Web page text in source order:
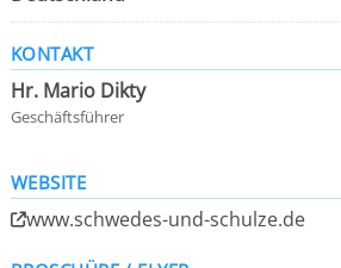
KONTAKT
Hr. Mario Dikty
Geschäftsführer
WEBSITE
www.schwedes-und-schulze.de